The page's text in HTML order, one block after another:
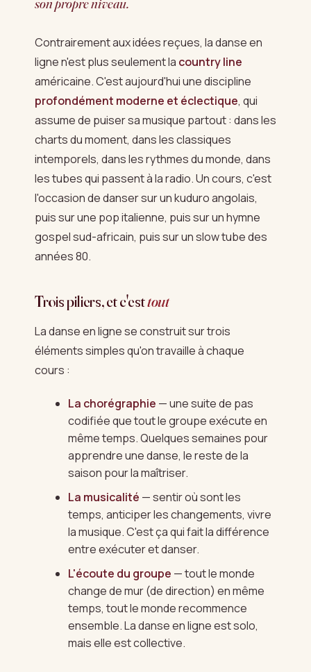
Contrairement aux idées reçues, la danse en
ligne n'est plus seulement la country line
américaine. C'est aujourd'hui une discipline
profondément moderne et éclectique, qui
assume de puiser sa musique partout : dans les
charts du moment, dans les classiques
intemporels, dans les rythmes du monde, dans
les tubes qui passent à la radio. Un cours, c'est
l'occasion de danser sur un kuduro angolais,
puis sur une pop italienne, puis sur un hymne
gospel sud-africain, puis sur un slow tube des
années 80.
Trois piliers, et c'esttout
La danse en ligne se construit sur trois
éléments simples qu'on travaille à chaque
cours :
La chorégraphie — une suite de pas
codifiée que tout le groupe exécute en
même temps. Quelques semaines pour
apprendre une danse, le reste de la
saison pour la maîtriser.
La musicalité — sentir où sont les
temps, anticiper les changements, vivre
la musique. C'est ça qui fait la différence
entre exécuter et danser.
L'écoute du groupe — tout le monde
change de mur (de direction) en même
temps, tout le monde recommence
ensemble. La danse en ligne est solo,
mais elle est collective.